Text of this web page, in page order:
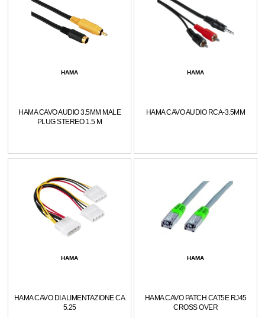
HAMA
HAMA CAVO AUDIO 3.5MM MALE
PLUG STEREO 1.5 M
HAMA
HAMA CAVO AUDIO RCA-3.5MM
HAMA
HAMA CAVO DI ALIMENTAZIONE CA
5.25
HAMA
HAMA CAVO PATCH CAT5E RJ45
CROSS OVER